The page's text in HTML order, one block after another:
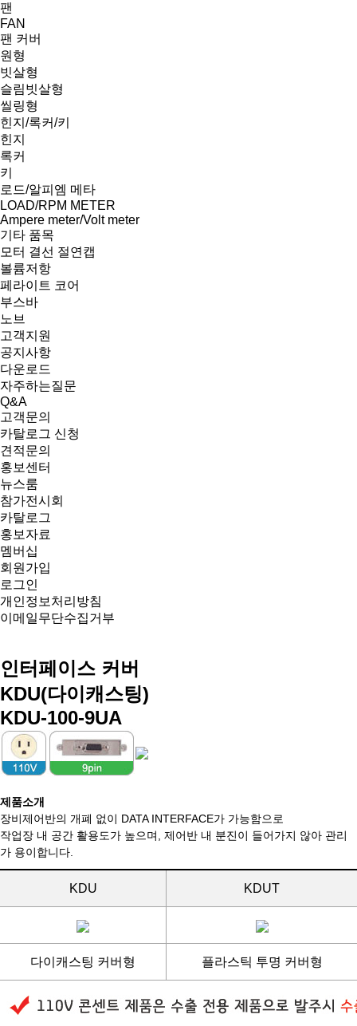
팬
FAN
팬 커버
원형
빗살형
슬림빗살형
씰링형
힌지/록커/키
힌지
록커
키
로드/알피엠 메타
LOAD/RPM METER
Ampere meter/Volt meter
기타 품목
모터 결선 절연캡
볼륨저항
페라이트 코어
부스바
노브
고객지원
공지사항
다운로드
자주하는질문
Q&A
고객문의
카탈로그 신청
견적문의
홍보센터
뉴스룸
참가전시회
카탈로그
홍보자료
멤버십
회원가입
로그인
개인정보처리방침
이메일무단수집거부
인터페이스 커버
KDU(다이캐스팅)
KDU-100-9UA
제품소개
장비제어반의 개폐 없이 DATA INTERFACE가 가능함으로
작업장 내 공간 활용도가 높으며, 제어반 내 분진이 들어가지 않아 관리
가 용이합니다.
KDU KDUT
다이캐스팅 커버형 플라스틱 투명 커버형